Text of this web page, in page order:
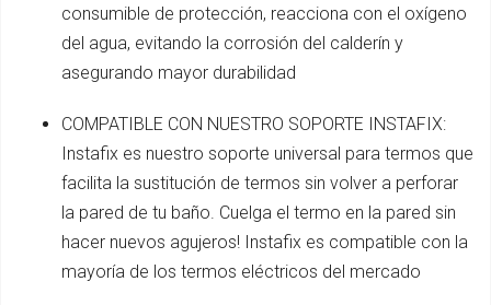
consumible de protección, reacciona con el oxígeno
del agua, evitando la corrosión del calderín y
asegurando mayor durabilidad
COMPATIBLE CON NUESTRO SOPORTE INSTAFIX:
Instafix es nuestro soporte universal para termos que
facilita la sustitución de termos sin volver a perforar
la pared de tu baño. Cuelga el termo en la pared sin
hacer nuevos agujeros! Instafix es compatible con la
mayoría de los termos eléctricos del mercado